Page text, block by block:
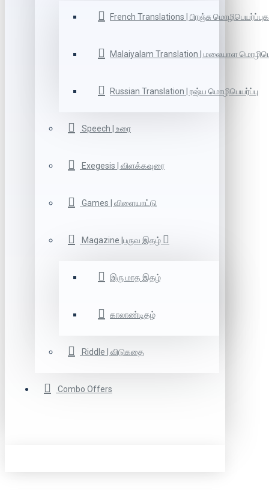
French Translations | பிரஞ்சு
Malaiyalam Translation | மலையாள
Russian Translation | ரஷ்ய மொழிபெயர்ப்பு
Speech | உரை
Exegesis | விளக்கவுரை
Games | விளையாட்டு
Magazine |பருவ இதழ்
இரு மாத இதழ்
காலாண்டிதழ்
Riddle | விடுகதை
Combo Offers